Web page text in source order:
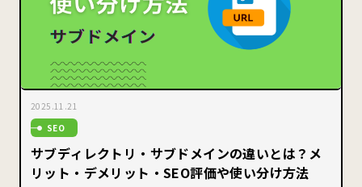
2025.11.21
SEO
サブディレクトリ・サブドメインの違いとは？メ
リット・デメリット・SEO評価や使い分け方法